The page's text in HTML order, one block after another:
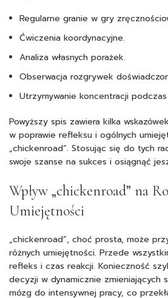
Regularne granie w gry
Ćwiczenia koordynacyjne.
Analiza własnych porażek.
Obserwacja rozgrywek
Utrzymywanie koncentracji
Powyższy spis zawiera kilka
w poprawie refleksu i ogólnych
„chickenroad”. Stosując się do tych
swoje szanse na sukces i osiągnąć
Wpływ „chickenroad” na
Umiejętności
„chickenroad”, choć prosta, może
różnych umiejętności. Przede
refleks i czas reakcji. Konieczność
decyzji w dynamicznie zmieniających
mózg do intensywnej pracy, co